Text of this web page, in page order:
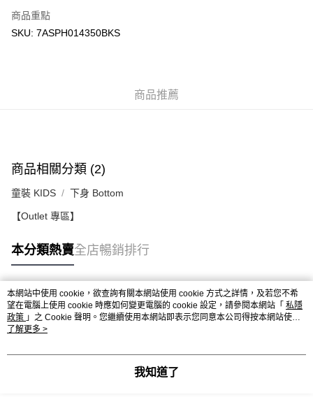
WeChat Pay
每筆HK$50.00，滿HK$499.00或以上免運費
配送至澳門
商品重點
SKU: 7ASPH014350BKS
商品推薦
商品相關分類 (2)
童裝 KIDS 下身 Bottom
【Outlet 專區】
本分類熱賣全店暢銷排行
熱門標籤
熱銷排行
本網站中使用 cookie，欲查詢有關本網站使用 cookie 方式之詳情，及若您不希
望在電腦上使用 cookie 時應如何變更電腦的 cookie 設定，請參閱本網站「 私隱
政策 」之 Cookie 聲明。您繼續使用本網站即表示您同意本公司得按本網站使用
條款之 Cookie 聲明使用 cookie。
了解更多 >
我知道了